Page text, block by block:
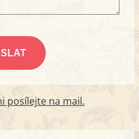
posílejte na mail.